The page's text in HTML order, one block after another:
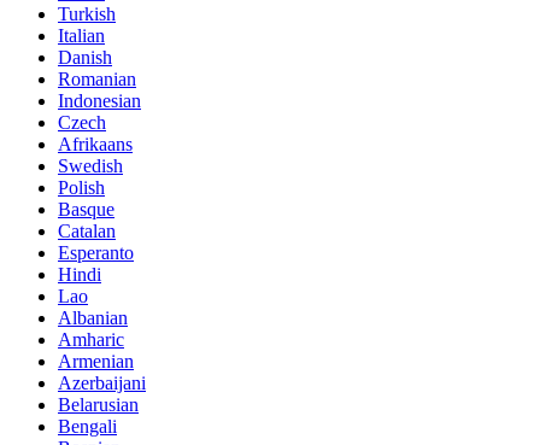
Turkish
Italian
Danish
Romanian
Indonesian
Czech
Afrikaans
Swedish
Polish
Basque
Catalan
Esperanto
Hindi
Lao
Albanian
Amharic
Armenian
Azerbaijani
Belarusian
Bengali